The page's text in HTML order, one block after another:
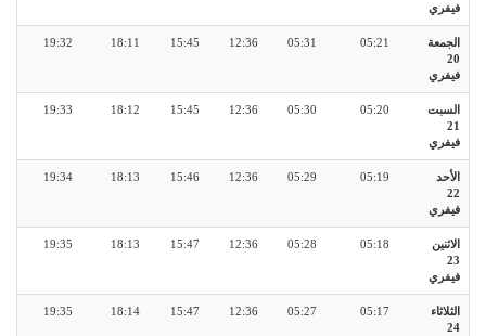
فيفري
الجمعة
20
فيفري
05:21
05:31
12:36
15:45
18:11
19:32
السبت
21
فيفري
05:20
05:30
12:36
15:45
18:12
19:33
الأحد
22
فيفري
05:19
05:29
12:36
15:46
18:13
19:34
الاثنين
23
فيفري
05:18
05:28
12:36
15:47
18:13
19:35
الثلاثاء
24
05:17
05:27
12:36
15:47
18:14
19:35